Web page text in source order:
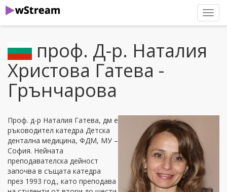
проф. Д-р. Наталия
Христова Гатева -
Грънчарова
Проф. д-р Наталия Гатева, дм е
ръководител катедра Детска
дентална медицина, ФДМ, МУ –
София. Нейната
преподавателска дейност
започва в същата катедра
през 1993 год., като преподава